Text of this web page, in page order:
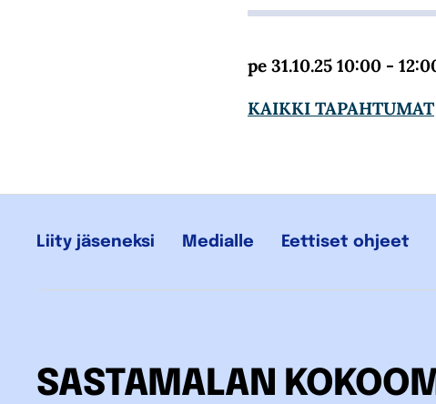
pe 31.10.25 10:00 -
KAIKKI TAPAHTUMAT
Liity jäseneksi Medialle Eettiset ohjeet
SASTAMALAN